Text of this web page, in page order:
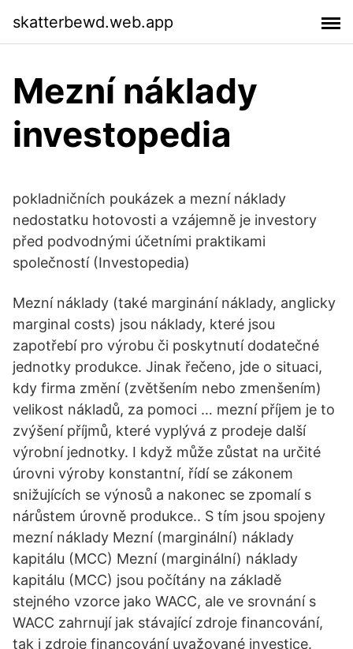
skatterbewd.web.app
Mezní náklady
investopedia
pokladničních poukázek a mezní náklady
nedostatku hotovosti a vzájemně je investory
před podvodnými účetními praktikami
společností (Investopedia)
Mezní náklady (také marginání náklady, anglicky
marginal costs) jsou náklady, které jsou
zapotřebí pro výrobu či poskytnutí dodatečné
jednotky produkce. Jinak řečeno, jde o situaci,
kdy firma změní (zvětšením nebo zmenšením)
velikost nákladů, za pomoci … mezní příjem je to
zvýšení příjmů, které vyplývá z prodeje další
výrobní jednotky. I když může zůstat na určité
úrovni výroby konstantní, řídí se zákonem
snižujících se výnosů a nakonec se zpomalí s
nárůstem úrovně produkce.. S tím jsou spojeny
mezní náklady Mezní (marginální) náklady
kapitálu (MCC) Mezní (marginální) náklady
kapitálu (MCC) jsou počítány na základě
stejného vzorce jako WACC, ale ve srovnání s
WACC zahrnují jak stávající zdroje financování,
tak i zdroje financování uvažované investice.